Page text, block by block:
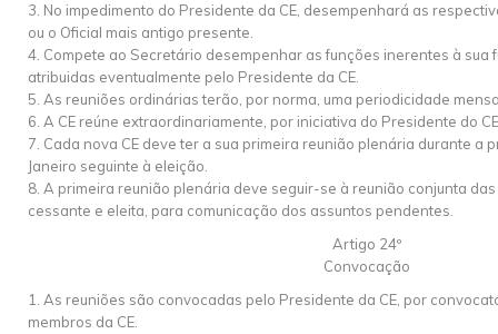
3. No impedimento do Presidente da CE, desempenhará as
ou o Oficial mais antigo presente.
4. Compete ao Secretário desempenhar as funções inerentes à sua
atribuidas eventualmente pelo Presidente da CE.
5. As reuniões ordinárias terão, por norma, uma periodicidade
6. A CE reúne extraordinariamente, por iniciativa do Presidente do
7. Cada nova CE deve ter a sua primeira reunião plenária durante a
Janeiro seguinte à eleição.
8. A primeira reunião plenária deve seguir-se à reunião conjunta
cessante e eleita, para comunicação dos assuntos pendentes.
Artigo 24º
Convocação
1. As reuniões são convocadas pelo Presidente da CE, por
membros da CE.